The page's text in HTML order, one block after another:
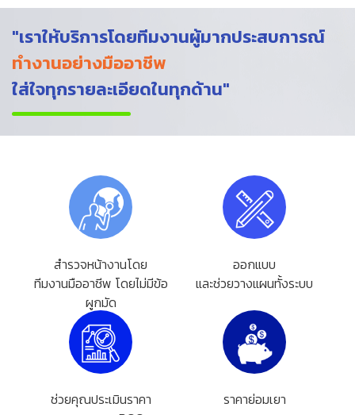
"เราให้บริการโดยทีมงานผู้มากประสบการณ์
ทำงานอย่างมืออาชีพ
ใส่ใจทุกรายละเอียดในทุกด้าน"
สำรวจหน้างานโดย
ทีมงานมืออาชีพ โดยไม่มีข้อ
ผูกมัด
ออกแบบ
และช่วยวางแผนทั้งระบบ
ช่วยคุณประเมินราคา
ราคาย่อมเยา